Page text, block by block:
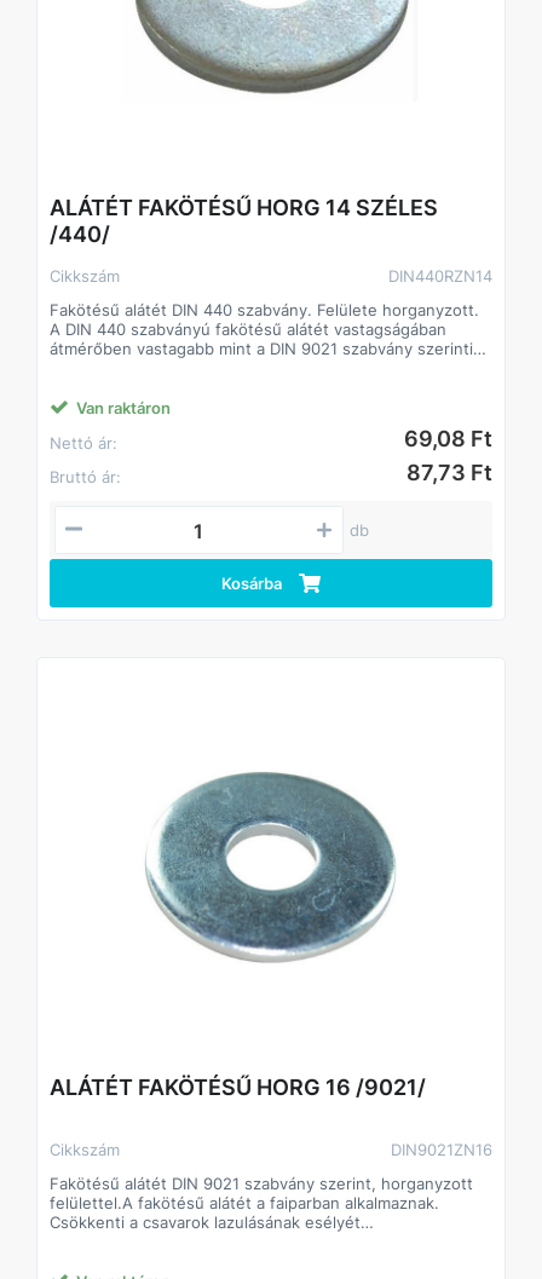
ALÁTÉT FAKÖTÉSŰ HORG 14 SZÉLES
/440/
Cikkszám
DIN440RZN14
Fakötésű alátét DIN 440 szabvány. Felülete horganyzott.
A DIN 440 szabványú fakötésű alátét vastagságában
átmérőben vastagabb mint a DIN 9021 szabvány szerinti
Csökkenti a csavarok lazulásának esélyét
Javítja a csavarok terhelhetőségét, így kisebb méretű
csavarok is megfelelő teljesítményt biztosíthatnak.
Van raktáron
Nettó ár:
69,08 Ft
Bruttó ár: 87,73 Ft
db
Kosárba
ALÁTÉT FAKÖTÉSŰ HORG 16 /9021/
Cikkszám
DIN9021ZN16
Fakötésű alátét DIN 9021 szabvány szerint, horganyzott
felülettel.A fakötésű alátét a faiparban alkalmaznak.
Csökkenti a csavarok lazulásának esélyét